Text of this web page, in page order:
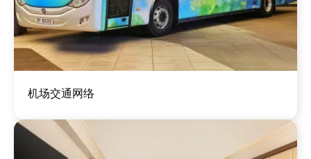
机场交通网络